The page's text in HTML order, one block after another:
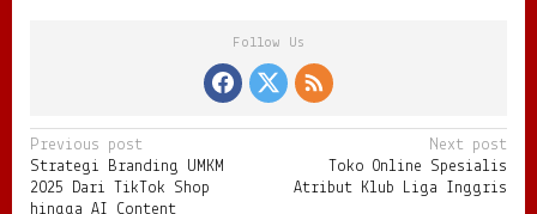
Follow Us
P
o
Previous post
Strategi Branding UMKM
2025 Dari TikTok Shop
hingga AI Content
Next post
Toko Online Spesialis
Atribut Klub Liga Inggris